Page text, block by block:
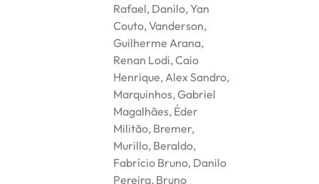
Rafael, Danilo, Yan
Couto, Vanderson,
Guilherme Arana,
Renan Lodi, Caio
Henrique, Alex Sandro,
Marquinhos, Gabriel
Magalhães, Éder
Militão, Bremer,
Murillo, Beraldo,
Fabrício Bruno, Danilo
Pereira, Bruno